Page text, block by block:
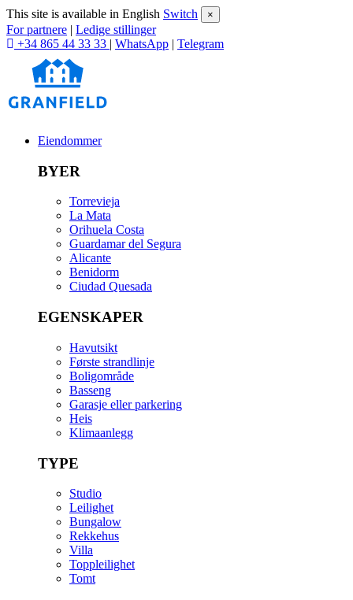
This site is available in English Switch ×
For partnere | Ledige stillinger
+34 865 44 33 33 | WhatsApp | Telegram
Eiendommer
BYER
Torrevieja
La Mata
Orihuela Costa
Guardamar del Segura
Alicante
Benidorm
Ciudad Quesada
EGENSKAPER
Havutsikt
Første strandlinje
Boligområde
Basseng
Garasje eller parkering
Heis
Klimaanlegg
TYPE
Studio
Leilighet
Bungalow
Rekkehus
Villa
Toppleilighet
Tomt